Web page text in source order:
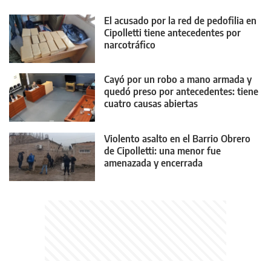
El acusado por la red de pedofilia en
Cipolletti tiene antecedentes por
narcotráfico
Cayó por un robo a mano armada y
quedó preso por antecedentes: tiene
cuatro causas abiertas
Violento asalto en el Barrio Obrero
de Cipolletti: una menor fue
amenazada y encerrada